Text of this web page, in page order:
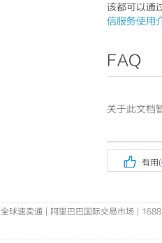
该都可以通
信服务使用
FAQ
关于此文档
 有用(
全球速卖通 阿里巴巴国际交易市场
1688